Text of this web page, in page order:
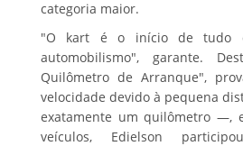
categoria maior.
"O kart é o início de tudo
automobilismo", garante.
Quilômetro de Arranque",
velocidade devido à pequena
exatamente um quilômetro —,
veículos, Edielson